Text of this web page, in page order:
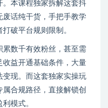
。本课程独家拆解这套抖
话纯干货，手把手教学
破平台规则限制。
数千有效粉丝，甚至需
益开通基础条件，大量
现。而这套独家实操玩
合规路径，直接解锁创
模式。